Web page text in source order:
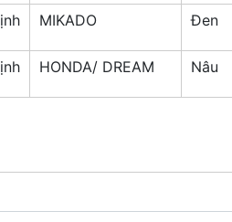
MIKADO Đen
HONDA/ DREAM Nâu